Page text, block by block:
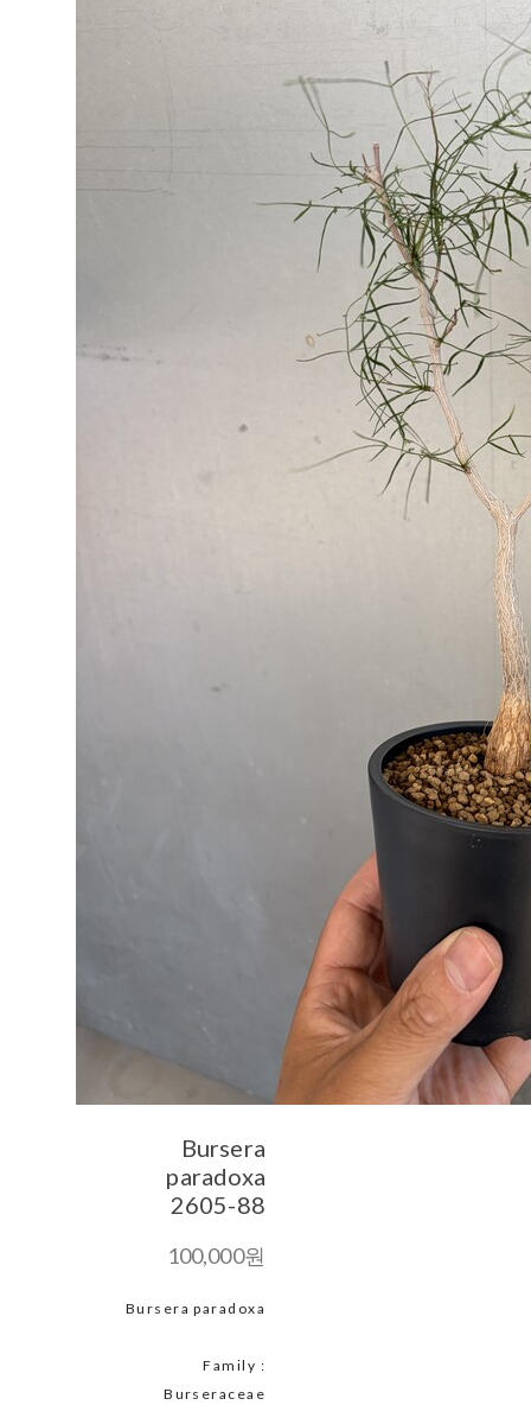
Bursera
paradoxa
2605-88
100,000원
Bursera paradoxa
Family :
Burseraceae